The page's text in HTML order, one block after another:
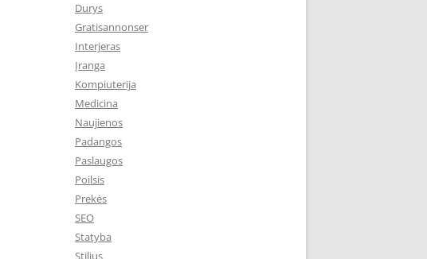
Durys
Gratisannonser
Interjeras
Įranga
Kompiuterija
Medicina
Naujienos
Padangos
Paslaugos
Poilsis
Prekės
SEO
Statyba
Stilius